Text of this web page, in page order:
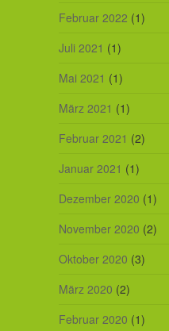
Februar 2022 (1)
Juli 2021 (1)
Mai 2021 (1)
März 2021 (1)
Februar 2021 (2)
Januar 2021 (1)
Dezember 2020 (1)
November 2020 (2)
Oktober 2020 (3)
März 2020 (2)
Februar 2020 (1)